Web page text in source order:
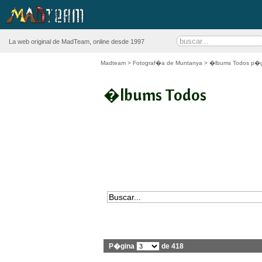
La web original de MadTeam, online desde 1997
Madteam > Fotograf�a de Muntanya > �lbums Todos
�lbums Todos
P�gina de 418